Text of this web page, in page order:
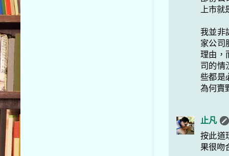
上市就
我並非
家公司
理由，
司的情
些都是
為何賣
止凡
按此道
果很吻